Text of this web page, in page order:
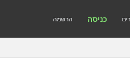
הרשמה כניסה